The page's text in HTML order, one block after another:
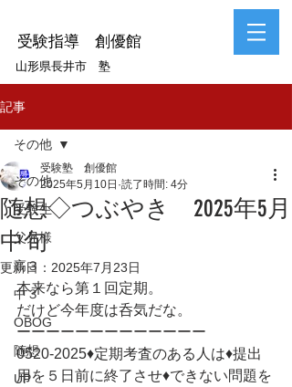
受験指導 創優館
山形県長井市 塾
記事
その他
受験生
父兄様
高３
中３
OBOG
随想
UP
その他
随想◇つぶやき 2025年5月
中旬
受験塾 創優館
2025年5月10日 読了時間: 4分
更新日： 2025年7月23日
本来なら第１回定期。
だけど今年度は呑気だな。
ーーーーーーーーーーーーー
0520-2025♦定期考査のある人は♦提出
用を５日前に終了させ♦できない問題を